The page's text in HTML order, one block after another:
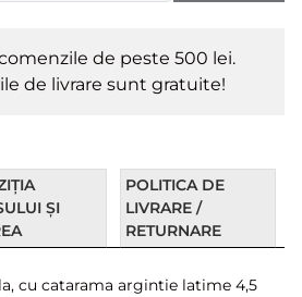
de peste 500 lei.
de livrare sunt gratuite!
ȘI
POLITICA DE
LIVRARE /
RETURNARE
cu catarama argintie latime 4,5